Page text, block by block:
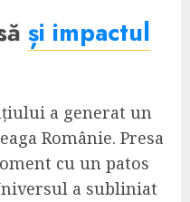
și impactul
a generat un
Românie. Presa
cu un patos
a subliniat